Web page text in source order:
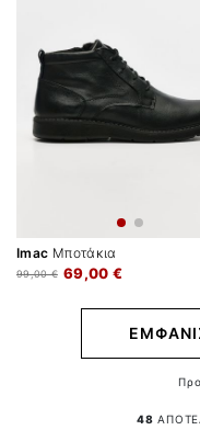
Imac Μποτάκια
69,00 €
99,00 €
48